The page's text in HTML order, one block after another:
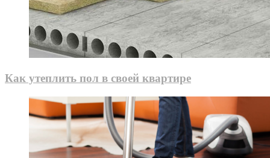
Как утеплить пол в своей квартире